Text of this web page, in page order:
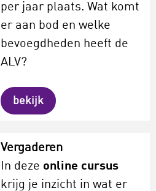
per jaar plaats. Wat komt
er aan bod en welke
bevoegdheden heeft de
ALV?
bekijk
Vergaderen
In deze online cursus
krijg je inzicht in wat er